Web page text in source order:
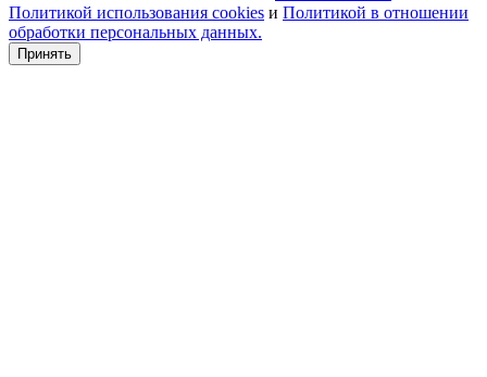
Политикой использования cookies и Политикой в отношении
обработки персональных данных.
Принять